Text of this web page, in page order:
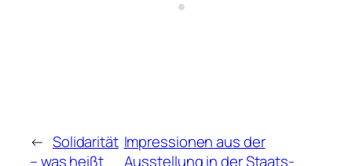
← Solidarität
– was heißt
Impressionen aus der
Ausstellung in der Staats-